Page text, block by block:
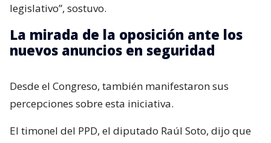
legislativo”, sostuvo.
La mirada de la oposición ante los
nuevos anuncios en seguridad
Desde el Congreso, también manifestaron sus
percepciones sobre esta iniciativa.
El timonel del PPD, el diputado Raúl Soto, dijo que